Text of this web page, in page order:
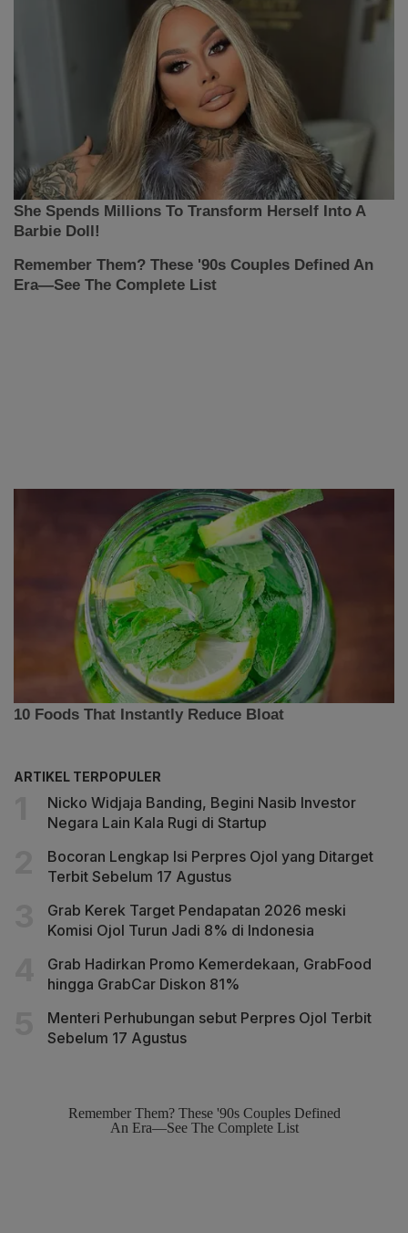
ARTIKEL TERPOPULER
Nicko Widjaja Banding, Begini Nasib Investor
Negara Lain Kala Rugi di Startup
Bocoran Lengkap Isi Perpres Ojol yang Ditarget
Terbit Sebelum 17 Agustus
Grab Kerek Target Pendapatan 2026 meski
Komisi Ojol Turun Jadi 8% di Indonesia
Grab Hadirkan Promo Kemerdekaan, GrabFood
hingga GrabCar Diskon 81%
Menteri Perhubungan sebut Perpres Ojol Terbit
Sebelum 17 Agustus